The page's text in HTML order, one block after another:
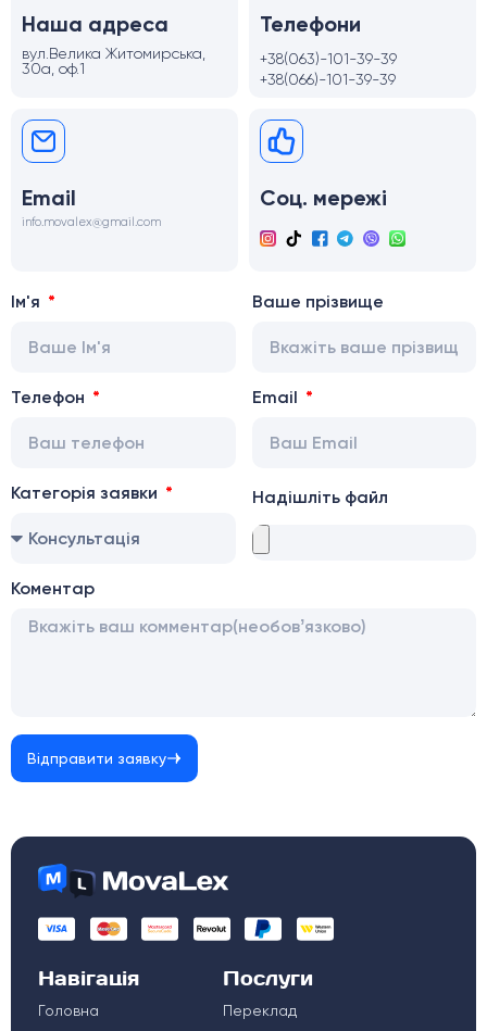
Наша адреса
вул.Велика Житомирська,
30а, оф.1
Телефони
+38(063)-101-39-39
+38(066)-101-39-39
Email
info.movalex@gmail.com
Соц. мережі
Ім'я Ваше прізвище
Телефон Email
Категорія заявки Надішліть файл
Коментар
Відправити заявку
Навігація
Головна
Послуги
Переклад